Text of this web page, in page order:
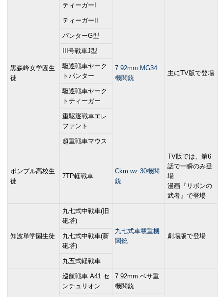
黒森峰女学園生
徒
ティーガーI
7.92mm MG34
機関銃
主にTV版で登場
ティーガーII
パンターG型
III号戦車J型
駆逐戦車ヤーク
トパンター
駆逐戦車ヤーク
トティーガー
重駆逐戦車エレ
ファント
超重戦車マウス
ボンプル高校生
徒
7TP軽戦車
Ckm wz.30機関
銃
TV版では、第6
話で一瞬のみ登
場
漫画『リボンの
武者』で登場
知波単学園生徒
九七式中戦車(旧
砲塔)
九七式車載重機
関銃
劇場版で登場
九七式中戦車(新
砲塔)
九五式軽戦車
巡航戦車 A41 セ
ンチュリオン
7.92mm ベサ重
機関銃